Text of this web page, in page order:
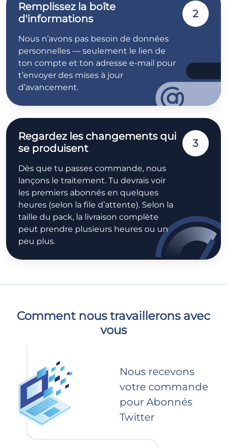
Remplissez la boîte
d'informations
Nous n’avons pas besoin de données
personnelles — seulement le lien de
ton compte et ton adresse e-mail pour
t’envoyer des mises à jour
d’avancement.
2
Regardez les changements qui
se produisent
Dès que tu passes commande, nous
lançons le traitement. Tu devrais voir
les premiers abonnés en quelques
heures (selon la file d’attente). Selon la
taille du pack, la livraison complète
peut prendre plusieurs heures ou un
peu plus.
3
Comment nous travaillerons avec
vous
Nous recevons
votre commande
pour Abonnés
Twitter